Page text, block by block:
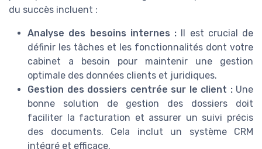
du succès incluent :
Analyse des besoins internes : Il est crucial de
définir les tâches et les fonctionnalités dont votre
cabinet a besoin pour maintenir une gestion
optimale des données clients et juridiques.
Gestion des dossiers centrée sur le client :Une
bonne solution de gestion des dossiers doit
faciliter la facturation et assurer un suivi précis
des documents. Cela inclut un système CRM
intégré et efficace.